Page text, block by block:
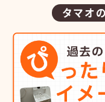
タマオ